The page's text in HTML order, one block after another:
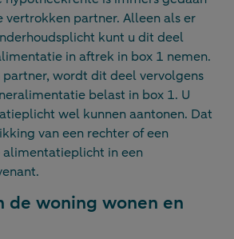
vertrokken partner. Alleen als er
kunt u dit deel
in aftrek in box 1 nemen.
wordt dit deel vervolgens
belast in box 1. U
wel kunnen aantonen. Dat
van een rechter of een
in een
de woning wonen en